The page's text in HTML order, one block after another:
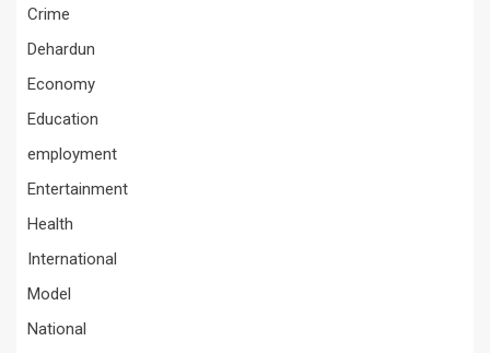
Crime
Dehardun
Economy
Education
employment
Entertainment
Health
International
Model
National